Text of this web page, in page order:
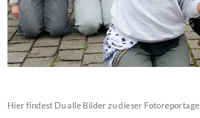
Hier findest Du alle Bilder zu dieser Fotoreportage